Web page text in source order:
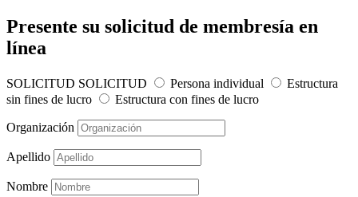
Presente su solicitud de membresía en
línea
SOLICITUD SOLICITUD Persona individual
Estructura
sin fines de lucro
Estructura con fines de lucro
Organización
Apellido
Nombre